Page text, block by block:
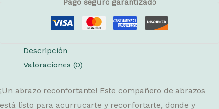
Pago seguro garantizado
Descripción
Valoraciones (0)
¡Un abrazo reconfortante! Este compañero de abrazos
está listo para acurrucarte y reconfortarte, donde y